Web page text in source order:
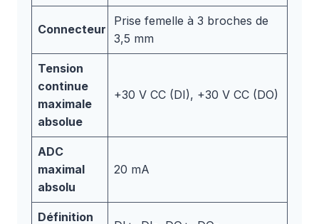
Connecteur
Prise femelle à 3 broches de
3,5 mm
Tension
continue
maximale
absolue
+30 V CC (DI), +30 V CC (DO)
ADC
maximal
absolu
20 mA
Définition